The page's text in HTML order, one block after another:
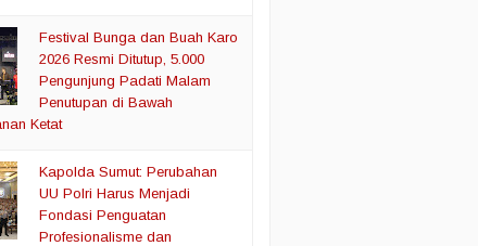
Festival Bunga dan Buah Karo
2026 Resmi Ditutup, 5.000
Pengunjung Padati Malam
Penutupan di Bawah
Ketat
Kapolda Sumut: Perubahan
UU Polri Harus Menjadi
Fondasi Penguatan
Profesionalisme dan